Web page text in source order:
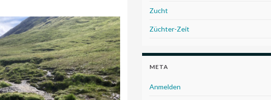
Zucht
Züchter-Zeit
META
Anmelden